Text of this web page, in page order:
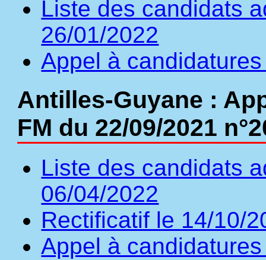
Liste des candidats
26/01/2022
Appel à
Antilles-Guyane :
FM du 22/09/2021
Liste des candidats
06/04/2022
Rectificatif le 14/10/
Appel à